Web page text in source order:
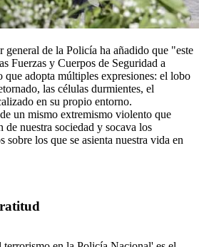
general de la Policía ha añadido que "este
Fuerzas y Cuerpos de Seguridad a
que adopta múltiples expresiones: el lobo
las células durmientes, el
en su propio entorno.
un mismo extremismo violento que
de nuestra sociedad y socava los
sobre los que se asienta nuestra vida en